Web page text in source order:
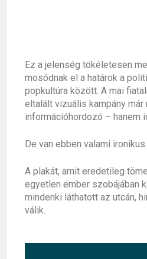
Ez a jelenség tökéletesen
mosódnak el a határok a
popkultúra között. A mai
eltalált vizuális kampány már
információhordozó – hanem
De van ebben valami ironikus
A plakát, amit eredetileg
egyetlen ember szobájában
mindenki láthatott az utcán,
válik.